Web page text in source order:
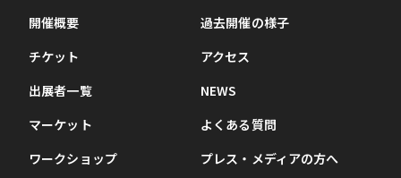
開催概要
チケット
出展者一覧
マーケット
ワークショップ
過去開催の様子
アクセス
NEWS
よくある質問
プレス・メディアの方へ